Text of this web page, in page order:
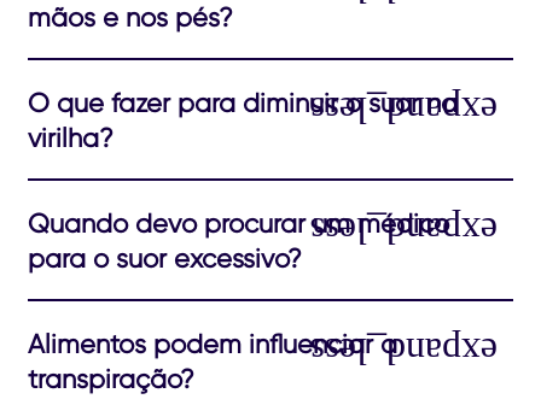
mãos e nos pés?
O que fazer para diminuir o suor na
virilha?
Quando devo procurar um médico
para o suor excessivo?
Alimentos podem influenciar a
transpiração?